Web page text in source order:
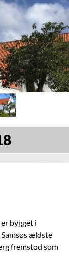
bygget i
ældste
fremstod som